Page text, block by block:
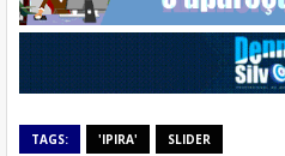
TAGS: 'IPIRA' SLIDER